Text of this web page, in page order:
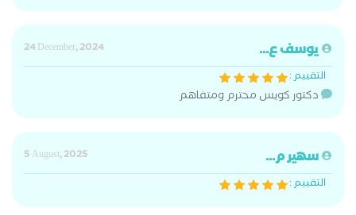
يوسف ع...
24 December, 2024
التقييم :
دكتور كويس محترم ومتفاهم
سهير م...
5 August, 2025
التقييم :